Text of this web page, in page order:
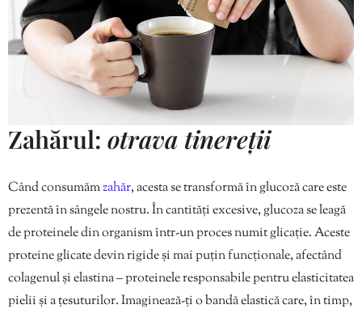
Zahărul: otrava tinereții
Când consumămzahăr, acesta se transformă în glucoză care este
prezentă în sângele nostru. În cantități excesive, glucoza se leagă
de proteinele din organism într-un proces numit glicație. Aceste
proteine glicate devin rigide și mai puțin funcționale, afectând
colagenul și elastina – proteinele responsabile pentru elasticitatea
pielii și a țesuturilor. Imaginează-ți o bandă elastică care, în timp,